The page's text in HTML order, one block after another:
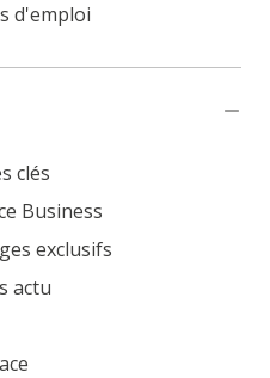
d'emploi
clés
Business
exclusifs
actu